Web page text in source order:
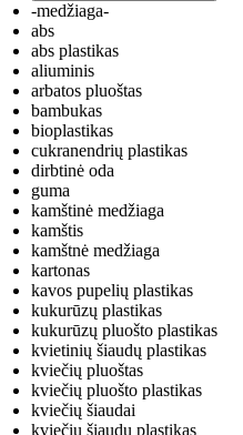
-medžiaga-
abs
abs plastikas
aliuminis
arbatos pluoštas
bambukas
bioplastikas
cukranendrių plastikas
dirbtinė oda
guma
kamštinė medžiaga
kamštis
kamštnė medžiaga
kartonas
kavos pupelių plastikas
kukurūzų plastikas
kukurūzų pluošto plastikas
kvietinių šiaudų plastikas
kviečių pluoštas
kviečių pluošto plastikas
kviečių šiaudai
kviečių šiaudų plastikas